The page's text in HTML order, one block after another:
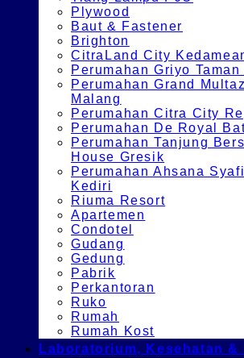
Plywood
Baut & Fastener
Brighton
CitraLand City
Perumahan Griyo
Perumahan Grand
Malang
Perumahan Citra City
Perumahan De Royal
Perumahan Tanjung
House Gresik
Perumahan Ahsana
Kediri
Riuma Resort
Apartemen
Condotel
Gudang
Gedung
Pabrik
Perkantoran
Ruko
Rumah
Rumah Kost
Laboratorium, Kesehatan &